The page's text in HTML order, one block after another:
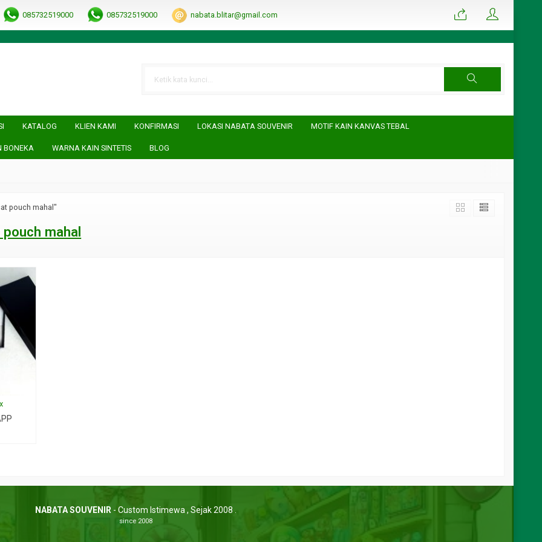
A
085732519000 085732519000 nabata.blitar@gmail.com
KATALOG KLIEN KAMI KONFIRMASI LOKASI NABATA SOUVENIR MOTIF KAIN KANVAS TEBAL
BONEKA WARNA KAIN SINTETIS BLOG
pouch mahal"
mahal
NABATA SOUVENIR - Custom Istimewa , Sejak 2008 .
since 2008